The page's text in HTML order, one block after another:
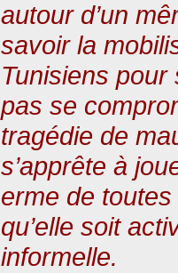
autour d’un
savoir la
Tunisiens pour
pas se
tragédie de
s’apprête à
erme de
qu’elle soit
informelle.